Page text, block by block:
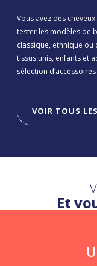
Vous avez des
tester les modèles de
classique, ethnique
tissus unis, enfants et
sélection
VOIR TOUS
Et